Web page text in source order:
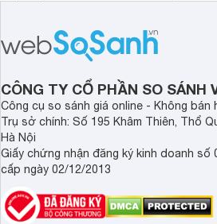
triệu đồng.
CÔNG TY CỔ PHẦN SO SÁNH
Công cụ so sánh giá online - Không bán
Trụ sở chính: Số 195 Khâm Thiên, Thổ
Hà Nội
Giấy chứng nhận đăng ký kinh doanh số
cấp ngày 02/12/2013